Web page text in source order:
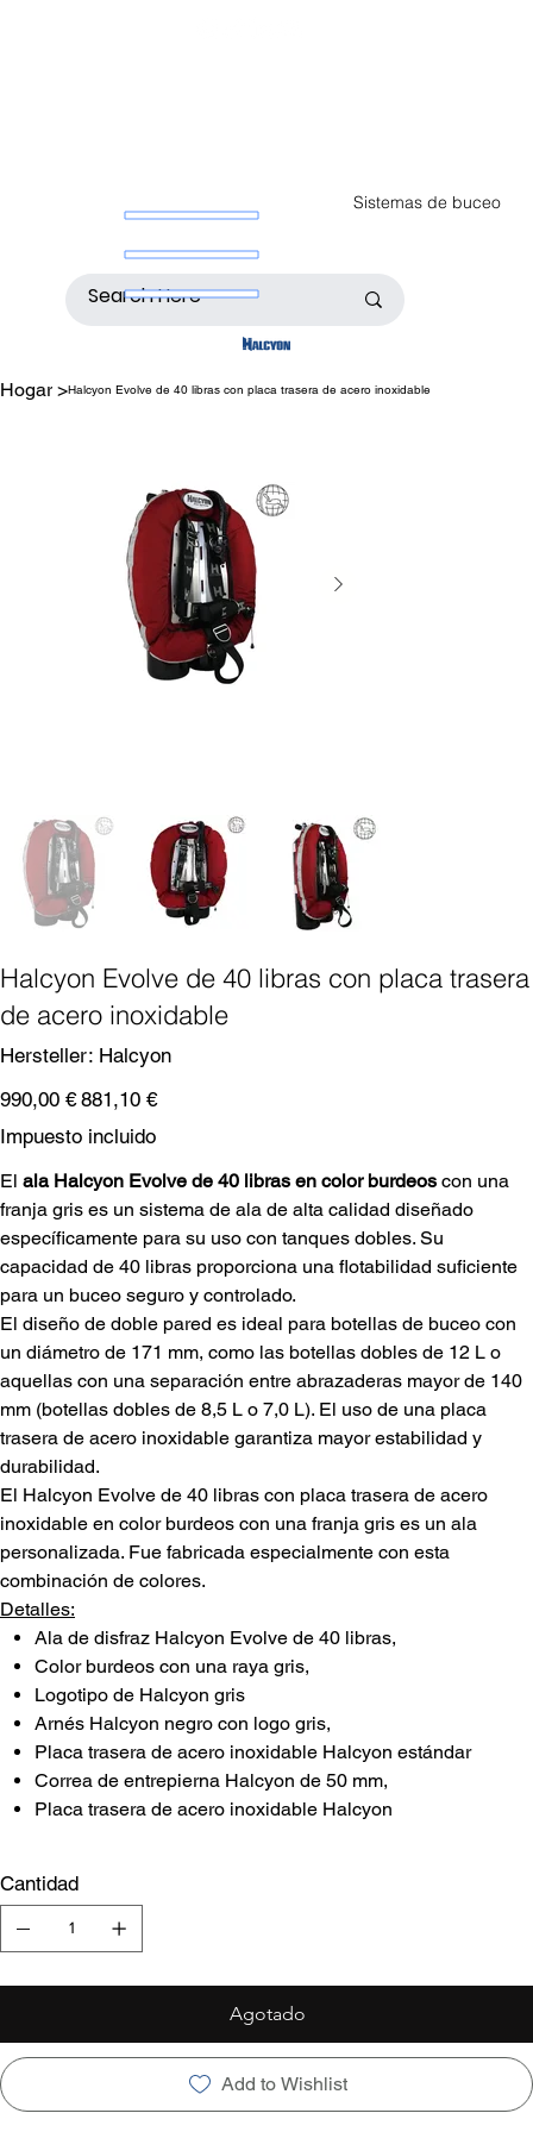
Sistemas de buceo
Hogar >Halcyon Evolve de 40 libras con placa trasera de acero inoxidable
Halcyon Evolve de 40 libras con placa trasera
de acero inoxidable
Hersteller: SKU
Halcyon
Halcyon
Precio
original
990,00 € Precio
de
881,10 €
Impuesto incluido
El ala Halcyon Evolve de 40 libras en color burdeos con una
franja gris es un sistema de ala de alta calidad diseñado
específicamente para su uso con tanques dobles. Su
capacidad de 40 libras proporciona una flotabilidad suficiente
para un buceo seguro y controlado.
El diseño de doble pared es ideal para botellas de buceo con
un diámetro de 171 mm, como las botellas dobles de 12 L o
aquellas con una separación entre abrazaderas mayor de 140
mm (botellas dobles de 8,5 L o 7,0 L). El uso de una placa
trasera de acero inoxidable garantiza mayor estabilidad y
durabilidad.
El Halcyon Evolve de 40 libras con placa trasera de acero
inoxidable en color burdeos con una franja gris es un ala
personalizada. Fue fabricada especialmente con esta
combinación de colores.
Detalles:
Ala de disfraz Halcyon Evolve de 40 libras,
Color burdeos con una raya gris,
Logotipo de Halcyon gris
Arnés Halcyon negro con logo gris,
Placa trasera de acero inoxidable Halcyon estándar
Correa de entrepierna Halcyon de 50 mm,
Placa trasera de acero inoxidable Halcyon
Cantidad
Agotado
Add to Wishlist